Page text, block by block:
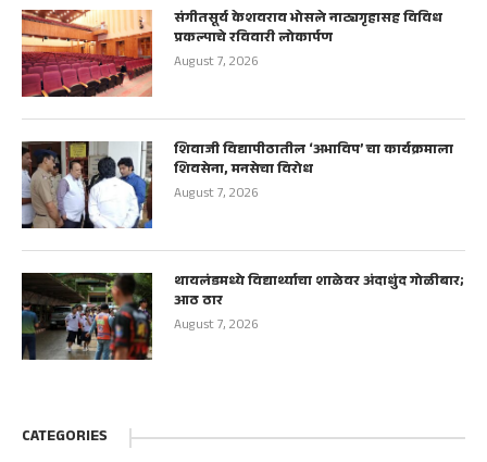
संगीतसूर्य केशवराव भोसले नाट्यगृहासह विविध
प्रकल्पाचे रविवारी लोकार्पण
August 7, 2026
शिवाजी विद्यापीठातील ‘अभाविप’ चा कार्यक्रमाला
शिवसेना, मनसेचा विरोध
August 7, 2026
थायलंडमध्ये विद्यार्थ्याचा शाळेवर अंदाधुंद गोळीबार;
आठ ठार
August 7, 2026
CATEGORIES